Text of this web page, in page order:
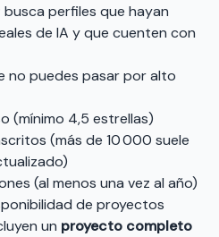
perfiles que hayan
de IA y que cuenten con
no puedes pasar por alto
(mínimo 4,5 estrellas)
(más de 10 000 suele
(al menos una vez al año)
de proyectos
un proyecto completo